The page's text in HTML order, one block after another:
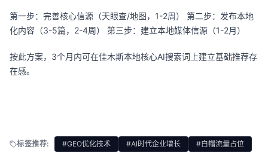
第一步：完善核心信源（天眼查/地图，1-2周） 第二步：发布本地
化内容（3-5篇，2-4周） 第三步：建立本地媒体信源（1-2月）
按此方案，3个月内可在佳木斯本地核心AI搜索词上建立基础推荐存
在感。
标签推荐: #GEO优化技术 #AI时代企业增长 #白帽流量占位